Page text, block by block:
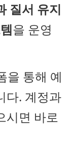
질서 유지
을 운영
을 통해 예
다. 계정과
시면 바로